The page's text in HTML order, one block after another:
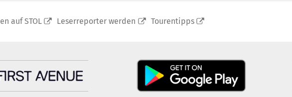
auf STOL Leserreporter werden Tourentipps